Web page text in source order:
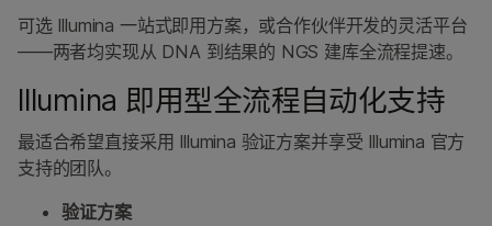
可选 Illumina 一站式即用方案，或合作伙伴开发的灵活平台
——两者均实现从 DNA 到结果的 NGS 建库全流程提速。
Illumina 即用型全流程自动化支持
最适合希望直接采用 Illumina 验证方案并享受 Illumina 官方
支持的团队。
验证方案